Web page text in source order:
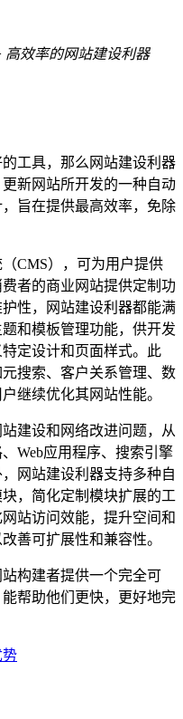
高效率的网站建设利器
工具，那么网站建设利器
新网站所开发的一种自动
旨在提供最高效率，免除
CMS），可为用户提供
者的商业网站提供定制功
性，网站建设利器都能满
和模板管理功能，供开发
定设计和页面样式。此
搜索、客户关系管理、数
继续优化其网站性能。
建设和网络改进问题，从
Web应用程序、搜索引擎
网站建设利器支持多种自
，简化定制模块扩展的工
站访问效能，提升空间和
善可扩展性和兼容性。
构建者提供一个完全可
帮助他们更快，更好地完
势